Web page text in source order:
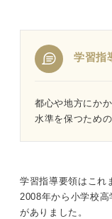
学習指
都心や地方にか
水準を保つため
学習指導要領はこれ
2008年から小学校
がありました。